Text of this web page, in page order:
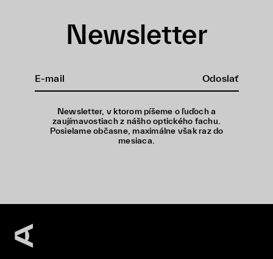
Newsletter
Odoslať
Newsletter, v ktorom píšeme o ľuďoch a
zaujímavostiach z nášho optického fachu.
Posielame občasne, maximálne však raz do
mesiaca.